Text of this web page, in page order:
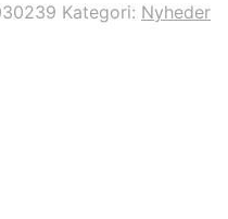
Kategori: Nyheder